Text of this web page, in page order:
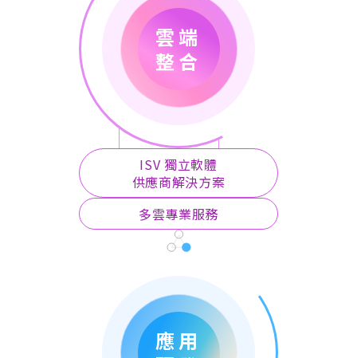
ISV 獨立軟體
供應商解決方案
多雲專業服務
雲端
整合
應用